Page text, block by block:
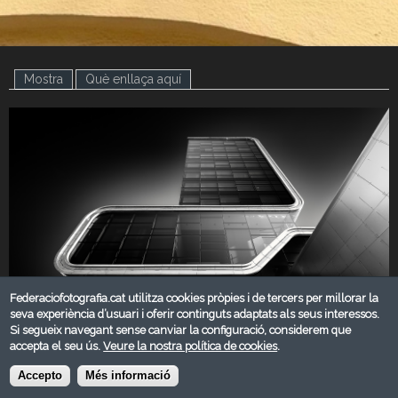
Mostra (pestanya activa)
Què enllaça aquí
DESEMBRE 2023
Categoria:
Federaciofotografia.cat utilitza cookies pròpies i de tercers per millorar la
seva experiència d’usuari i oferir continguts adaptats als seus interessos.
Si segueix navegant sense canviar la configuració, considerem que
accepta el seu ús.Veure la nostra política de cookies.
Accepto Més informació